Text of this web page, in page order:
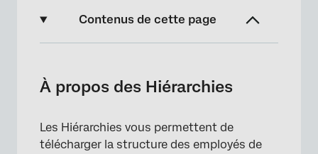
Contenus de cette page
Statique vs. Hiérarchies dynamiques dans les
tableaux de bord CX
Choisir la meilleure Hiérarchie pour vos
données
À propos des Hiérarchies
Les Hiérarchies vous permettent de
télécharger la structure des employés de